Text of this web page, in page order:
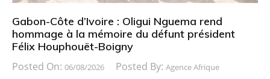
Gabon-Côte d’Ivoire : Oligui Nguema rend
hommage à la mémoire du défunt président
Félix Houphouët-Boigny
Posted On: 06/08/2026 Posted By: Agence Afrique